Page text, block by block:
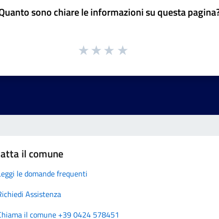
sono chiare le informazioni su questa
il comune
le domande frequenti
Assistenza
il comune +39 0424 578451